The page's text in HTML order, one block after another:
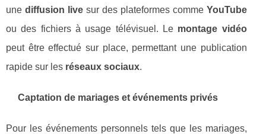
une diffusion livesur des plateformes comme YouTube
ou des fichiers à usage télévisuel. Le montage vidéo
peut être effectué sur place, permettant une publication
rapide sur les réseaux sociaux.
Captation de mariages et événements privés
Pour les événements personnels tels que les mariages,